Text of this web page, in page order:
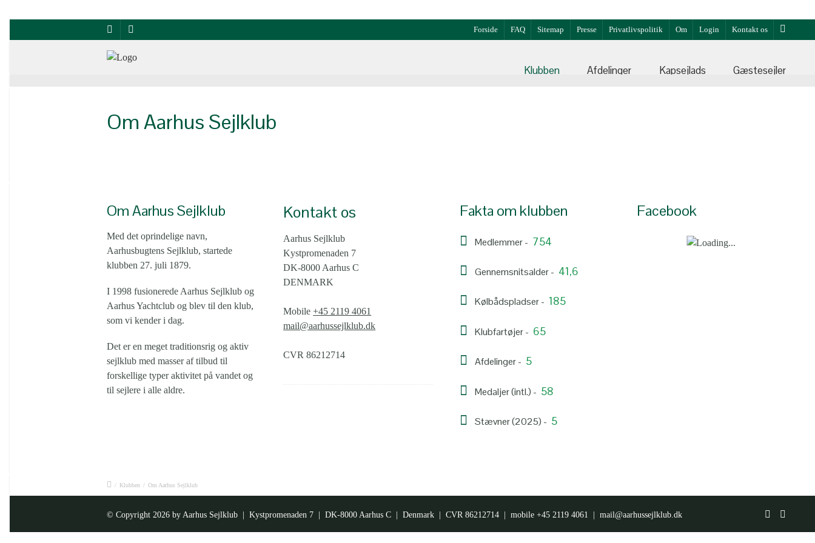
Forside FAQ Sitemap Presse Privatlivspolitik Om Login Kontakt os
Klubben Afdelinger Kapsejlads Gæstesejler
Om Aarhus Sejlklub
Om Aarhus Sejlklub
Med det oprindelige navn,
Aarhusbugtens Sejlklub, startede
klubben 27. juli 1879.
I 1998 fusionerede Aarhus Sejlklub og
Aarhus Yachtclub og blev til den klub,
som vi kender i dag.
Det er en meget traditionsrig og aktiv
sejlklub med masser af tilbud til
forskellige typer aktivitet på vandet og
til sejlere i alle aldre.
Kontakt os
Aarhus Sejlklub
Kystpromenaden 7
DK-8000 Aarhus C
DENMARK
Mobile+45 2119 4061
mail@aarhussejlklub.dk
CVR 86212714
Fakta om klubben
Medlemmer - 754
Gennemsnitsalder - 41,6
Kølbådspladser - 185
Klubfartøjer - 65
Afdelinger - 5
Medaljer (intl.) - 58
Stævner (2025) - 5
Facebook
/ Klubben / Om Aarhus Sejlklub
© Copyright 2026 by Aarhus Sejlklub | Kystpromenaden 7 | DK-8000 Aarhus C | Denmark | CVR 86212714 | mobile +45 2119 4061 | mail@aarhussejlklub.dk